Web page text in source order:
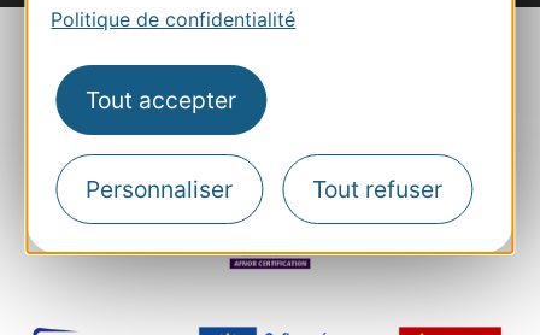
Politique de confidentialité
Tout accepter
Personnaliser Tout refuser